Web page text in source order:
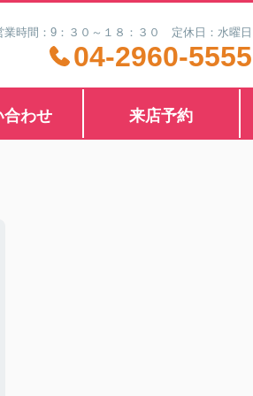
業時間：9：３０～１８：３０ 定休日：水曜日
04-2960-5555
合わせ 来店予約